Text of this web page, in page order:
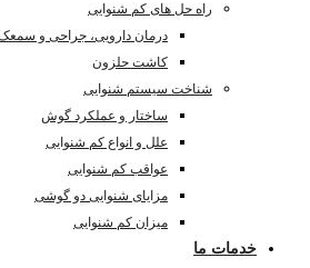
راه حل های کم شنوایی
درمان دارویی، جراحی و
کاشت حلزون
شناخت سیستم شنوایی
ساختار و عملکرد گوش
علل و انواع کم شنوایی
عواقب کم شنوایی
مزایای شنوایی دو گوشی
میزان کم شنوایی
خدمات ما